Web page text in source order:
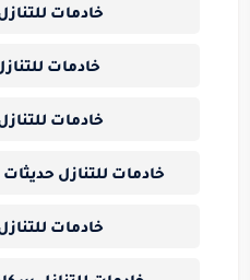
خادمات
خادمات
خادمات
خادمات للتنازل حديثات
خادمات